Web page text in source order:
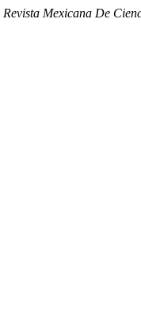
Revista Mexicana De